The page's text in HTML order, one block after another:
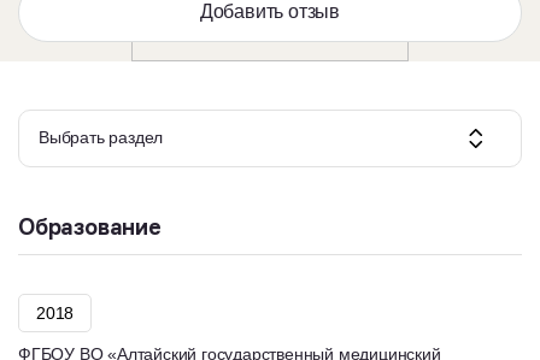
Добавить отзыв
Выбрать раздел
Образование
2018
ФГБОУ ВО «Алтайский государственный медицинский